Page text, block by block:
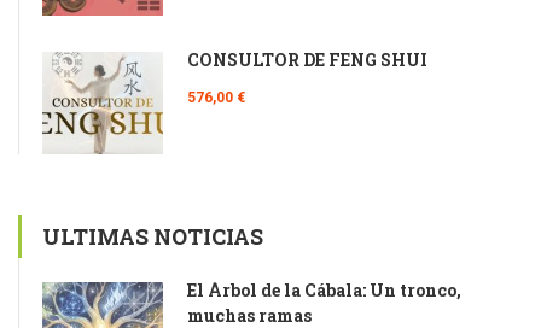
CONSULTOR DE FENG SHUI
576,00 €
ULTIMAS NOTICIAS
El Árbol de la Cábala: Un tronco,
muchas ramas